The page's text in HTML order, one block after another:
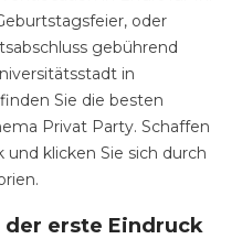
oder
gebührend
in
Sie die besten
Privat Party. Schaffen
und klicken Sie sich durch
erste Eindruck